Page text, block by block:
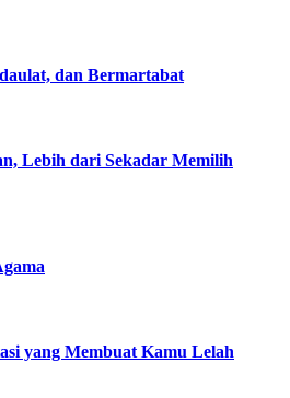
dan Bermartabat
Lebih dari Sekadar Memilih
yang Membuat Kamu Lelah